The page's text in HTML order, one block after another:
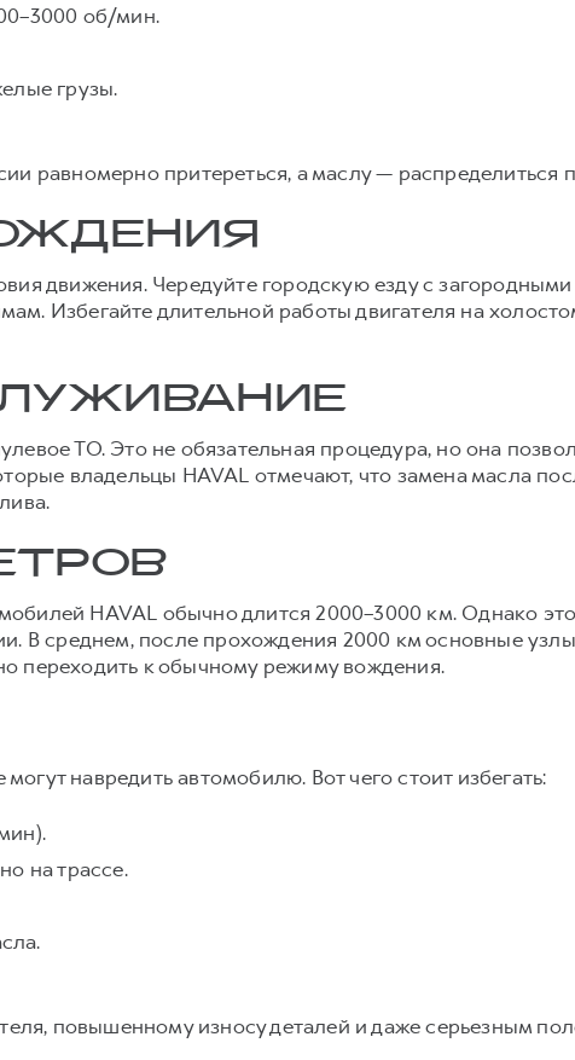
об/мин.
грузы.
равномерно притереться, а маслу — распределиться
движения. Чередуйте городскую езду с
Избегайте длительной работы двигателя на
ТО. Это не обязательная процедура, но она
владельцы HAVAL отмечают, что замена масла
HAVAL обычно длится 2000–3000 км. Однако
В среднем, после прохождения 2000 км основные
переходить к обычному режиму вождения.
навредить автомобилю. Вот чего стоит избегать:
на трассе.
повышенному износу деталей и даже серьезным